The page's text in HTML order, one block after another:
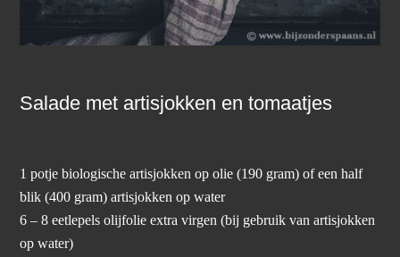
Salade met artisjokken en tomaatjes
1 potje biologische artisjokken op olie (190 gram) of een half
blik (400 gram) artisjokken op water
6 – 8 eetlepels olijfolie extra virgen (bij gebruik van artisjokken
op water)